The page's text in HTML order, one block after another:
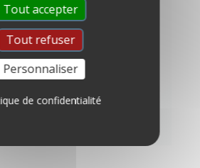
QUESTIONS
sans réponses ?
DÉCOUVRIR
Tout accepter
Tout refuser
Personnaliser
de confidentialité